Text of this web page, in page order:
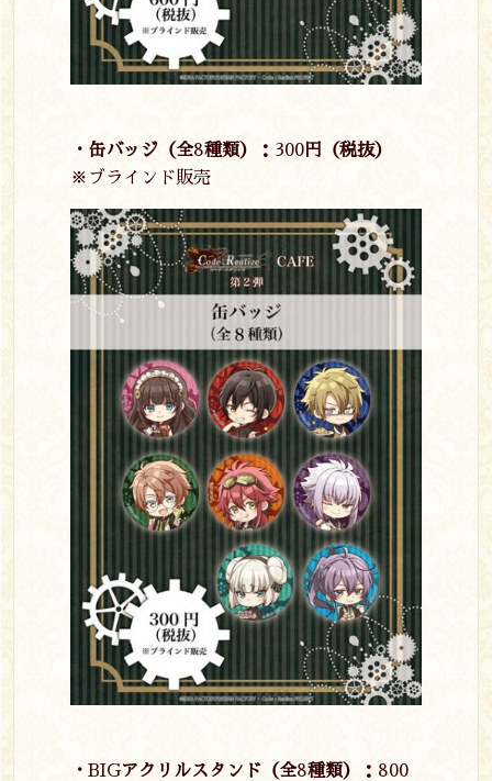
・缶バッジ（全8種類）： 300円（税抜）
※ブラインド販売
・BIGアクリルスタンド（全8種類）： 800